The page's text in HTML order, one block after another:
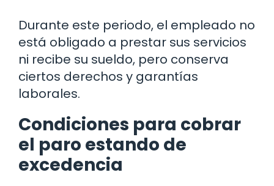
Durante este periodo, el empleado no
está obligado a prestar sus servicios
ni recibe su sueldo, pero conserva
ciertos derechos y garantías
laborales.
Condiciones para cobrar
el paro estando de
excedencia